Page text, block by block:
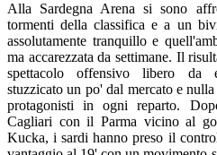
Alla Sardegna Arena si sono
tormenti della classifica e a un
assolutamente tranquillo e
ma accarezzata da settimane. Il
spettacolo offensivo libero da
stuzzicato un po' dal mercato e
protagonisti in ogni reparto.
Cagliari con il Parma vicino al
Kucka, i sardi hanno preso il